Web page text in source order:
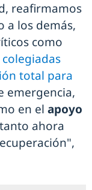
reafirmamos
a los demás,
como
total para
emergencia,
en el apoyo
tanto ahora